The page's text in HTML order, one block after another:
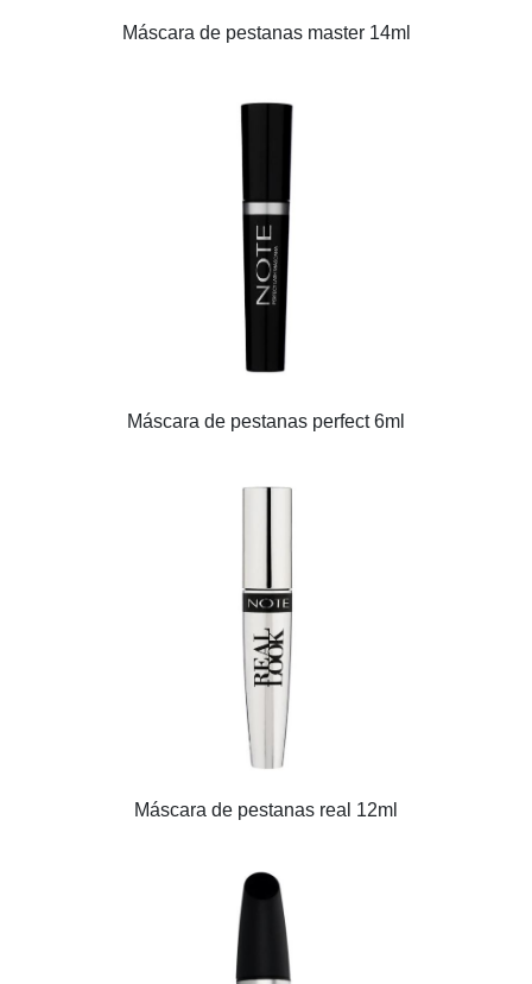
Máscara de pestanas master 14ml
Máscara de pestanas perfect 6ml
Máscara de pestanas real 12ml